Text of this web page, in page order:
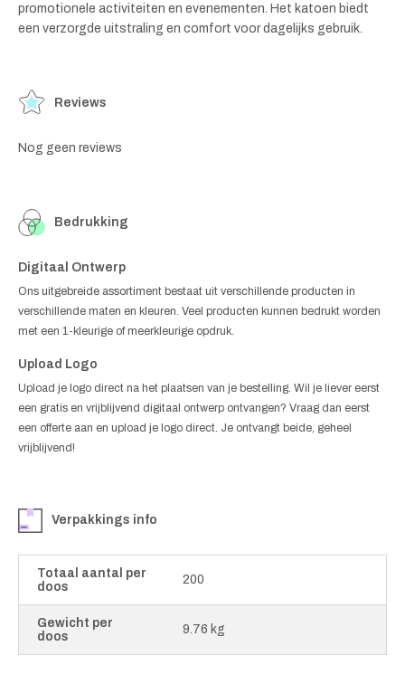
promotionele activiteiten en evenementen. Het katoen biedt
een verzorgde uitstraling en comfort voor dagelijks gebruik.
Reviews
Nog geen reviews
Bedrukking
Digitaal Ontwerp
Ons uitgebreide assortiment bestaat uit verschillende producten in
verschillende maten en kleuren. Veel producten kunnen bedrukt worden
met een 1-kleurige of meerkleurige opdruk.
Upload Logo
Upload je logo direct na het plaatsen van je bestelling. Wil je liever eerst
een gratis en vrijblijvend digitaal ontwerp ontvangen? Vraag dan eerst
een offerte aan en upload je logo direct. Je ontvangt beide, geheel
vrijblijvend!
Verpakkings info
Totaal aantal per
doos
200
Gewicht per
doos
9.76 kg